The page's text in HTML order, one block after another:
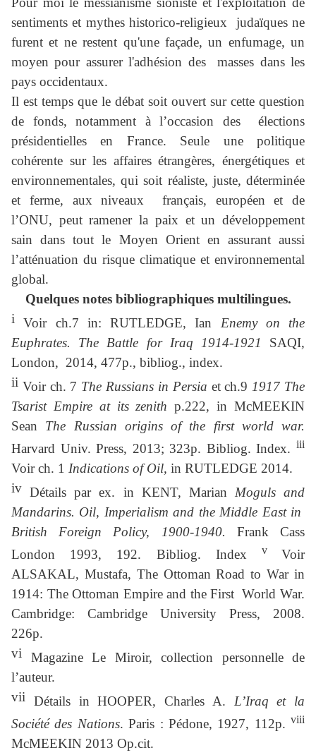
sentiments et mythes historico-religieux judaïques ne
furent et ne restent qu'une façade, un enfumage, un
moyen pour assurer l'adhésion des masses dans les
pays occidentaux.
Il est temps que le débat soit ouvert sur cette question
de fonds, notamment à l’occasion des élections
présidentielles en France. Seule une politique
cohérente sur les affaires étrangères, énergétiques et
environnementales, qui soit réaliste, juste, déterminée
et ferme, aux niveaux français, européen et de
l’ONU, peut ramener la paix et un développement
sain dans tout le Moyen Orient en assurant aussi
l’atténuation du risque climatique et environnemental
global.
Quelques notes bibliographiques multilingues.
iVoir ch.7 in: RUTLEDGE, Ian Enemy on the
Euphrates. The Battle for Iraq 1914-1921 SAQI,
London, 2014, 477p., bibliog., index.
ii Voir ch. 7 The Russians in Persia et ch.9 1917 The
Tsarist Empire at its zenithp.222, in McMEEKIN
Sean The Russian origins of the first world war.
Harvard Univ. Press, 2013; 323p. Bibliog. Index. iii
Voir ch. 1 Indications of Oil, in RUTLEDGE 2014.
ivDétails par ex. in KENT, Marian Moguls and
Mandarins. Oil, Imperialism and the Middle East in
British Foreign Policy, 1900-1940. Frank Cass
London 1993, 192. Bibliog. Index
vVoir
ALSAKAL, Mustafa, The Ottoman Road to War in
1914: The Ottoman Empire and the First World War.
Cambridge: Cambridge University Press, 2008.
226p.
vi Magazine Le Miroir, collection personnelle de
l’auteur.
vii Détails in HOOPER, Charles A. L’Iraq et la
Société des Nations. Paris : Pédone, 1927, 112p. viii
McMEEKIN 2013 Op.cit.